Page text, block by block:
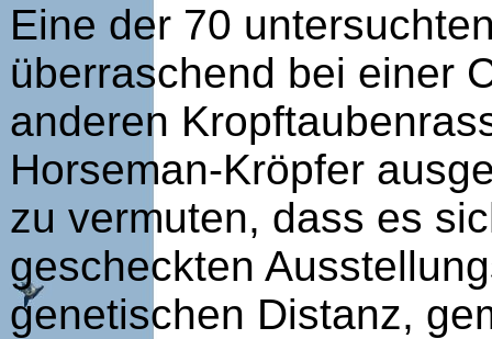
Eine der 70
überraschend bei einer
anderen
Horseman-Kröpfer
zu vermuten, dass es
gescheckten
genetischen Distanz,